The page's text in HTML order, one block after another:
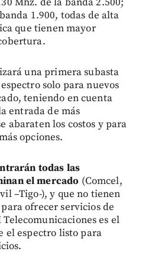
1.900, todas de alta
que tienen mayor
una primera subasta
solo para nuevos
teniendo en cuenta
entrada de más
abaraten los costos y para
opciones.
todas las
el mercado (Comcel,
–Tigo-), y que no tienen
ofrecer servicios de
es el
el espectro listo para